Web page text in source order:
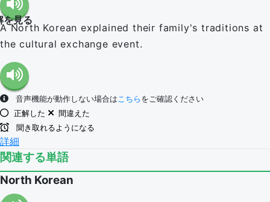
を見る
A North Korean explained their family's traditions at
the cultural exchange event.
音声機能が動作しない場合はこちら をご確認ください
正解した
間違えた
聞き取れるようになる
詳細
関連する単語
North Korean